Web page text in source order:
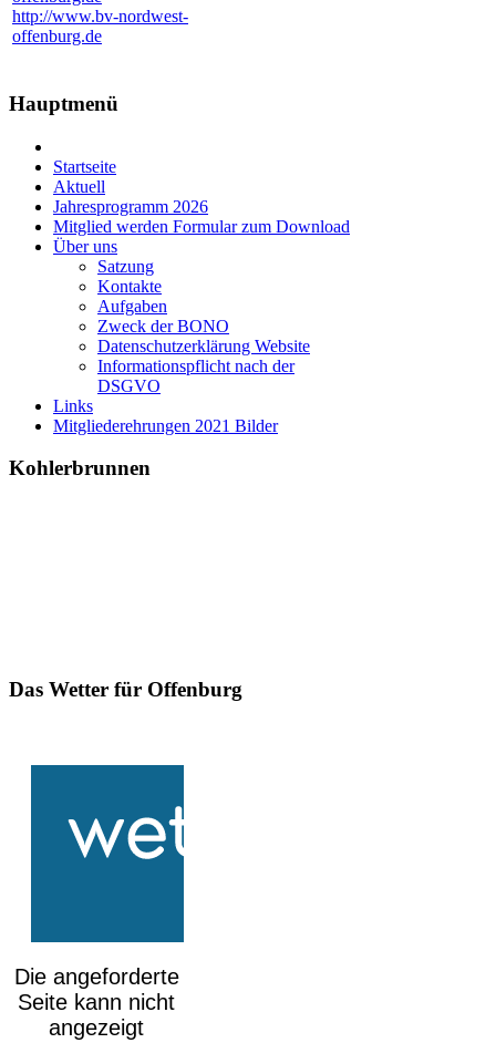
http://www.bv-nordwest-
offenburg.de
Hauptmenü
Startseite
Aktuell
Jahresprogramm 2026
Mitglied werden Formular zum Download
Über uns
Satzung
Kontakte
Aufgaben
Zweck der BONO
Datenschutzerklärung Website
Informationspflicht nach der
DSGVO
Links
Mitgliederehrungen 2021 Bilder
Kohlerbrunnen
Das Wetter für Offenburg